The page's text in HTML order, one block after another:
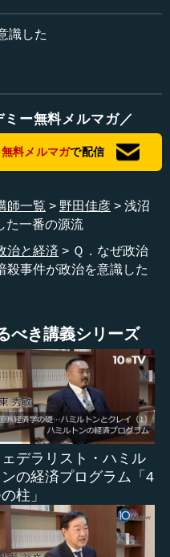
のは、ずっと子供の頃か
かもしれませんが、私は
が、初めて政治を意識し
が３歳半のときに白黒テ
は亡くなったお袋に「な
と聞いたときに、「政治
言われた記憶があるとい
ます。
うのは、命を賭けるよう
うイメージがありまし
だと思いますが、保育園
りたいの？」と聞かれた
した。これが原点のよう
か、ものすごく大変な仕
、世のため人のためにな
です。
ほど、身近でそんな命を
りも、ロッキード事件や
身は千葉県ですけれど
土を象徴する事件があり
を勉強しようと思い、そ
識した
ー無料メルマガ／
無料メルマガで配信
師一覧 野田佳彦
浅沼
た一番の源流
治と経済
Ｑ．なぜ政治
殺事件が政治を意識した
べき講義シリーズ
ェデラリスト・ハミル
ンの経済プログラム「4
柱」